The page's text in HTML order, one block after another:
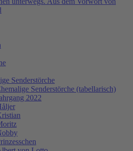
Senderstörche
Senderstörche (tabellarisch)
2022